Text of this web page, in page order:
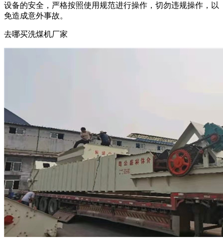
设备的安全，严格按照使用规范进行操作，切勿违规操作，以
免造成意外事故。
去哪买洗煤机厂家